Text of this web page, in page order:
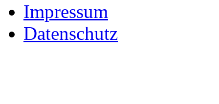
Impressum
Datenschutz